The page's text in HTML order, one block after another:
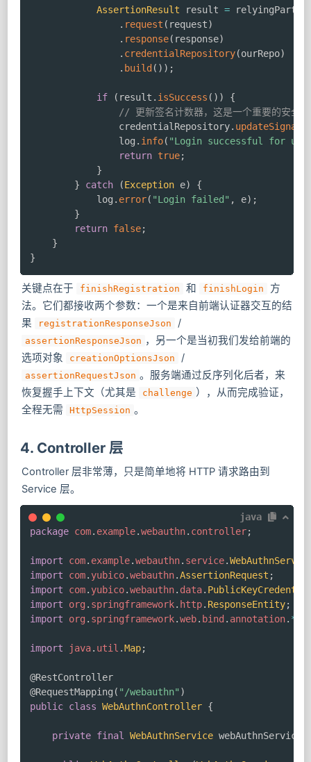
AssertionResult result = relyingParty
. request ( request)
. response( response)
. credentialRepository(ourRepo)
. build ( ) ) ;
if ( result . isSuccess ( ) )
{
// 更新签名计数器，这是一个重要的安全
                credentialRepository
.
                log
. info( "Login successful for
return true;
}
}
catch (Exception e)
{
            log
. error( "Login failed" , e) ;
}
return false;
}
}
关键点在于 finishRegistration 和 finishLogin
方
法。它们都接收两个参数：一个是来自前端认证器交互的结
果
registrationResponseJson /
assertionResponseJson ，另一个是当初我们发给前端的
选项对象
creationOptionsJson /
assertionRequestJson 。服务端通过反序列化后者，来
恢复握手上下文（尤其是
challenge ），从而完成验证，
全程无需
HttpSession 。
4. Controller 层
Controller 层非常薄，只是简单地将 HTTP 请求路由到
Service 层。
java
package com. example.webauthn. controller;
import com. example.webauthn. service.
import
com. yubico.webauthn.AssertionRequest ;
import
com. yubico.webauthn. data.
import
org. springframework. http. ResponseEntity;
import
org. springframework.web. bind . annotation. *
import java. util .Map;
@RestController
@RequestMapping ( "/webauthn" )
public class WebAuthnController {
private final WebAuthnService webAuthnService